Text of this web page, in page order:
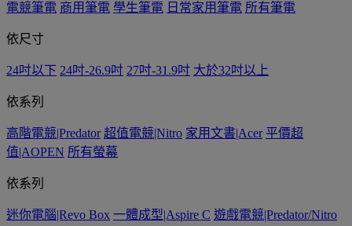
電競筆電 商用筆電 學生筆電 日常家用筆電 所有筆電
依尺寸
24吋以下 24吋-26.9吋 27吋-31.9吋 大於32吋以上
依系列
高階電競|Predator 超值電競|Nitro 家用文書|Acer 平價超
值|AOPEN 所有螢幕
依系列
迷你電腦|Revo Box 一體成型|Aspire C 遊戲電競|Predator/Nitro